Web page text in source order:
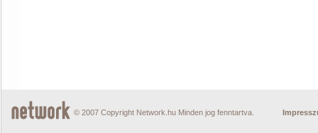
© 2007 Copyright Network.hu Minden jog fenntartva.